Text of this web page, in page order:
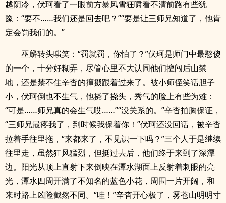
越阴冷，伏珂看了一眼前方暴风雪狂啸看不清前路有些犹
豫：“要不……我们还是回去吧？”“要是让三师兄知道了，他肯
定会罚我们的。”
巫麟转头嗤笑：“罚就罚，你怕了？”伏珂是师门中最憨傻
的一个，十分好糊弄，尽管心里不大认同他们擅闯后山禁
地，还是禁不住辛杳的撺掇跟着过来了。被小师侄笑话胆子
小，伏珂倒也不生气，他挠了挠头，秀气的脸上有些为难：
“可是……师兄真的会生气哎……”“没关系的。”辛杳拍胸保证，
“三师兄最疼我了，到时候我保着你！”伏珂还没回话，被辛杳
拉着手往里拖，“来都来了，不见识一下吗？”三个人于是继续
往里走，虽然狂风猛烈，但挺过去后，他们终于来到了深潭
边。阳光从顶上直射下来倒映在潭水湖面上反射着刺眼的亮
光，潭水四周开满了不知名的蓝色小花，周围一片开阔，和
来时路上凶险截然不同。“哇！”辛杳开心极了，雾苍山明明寸